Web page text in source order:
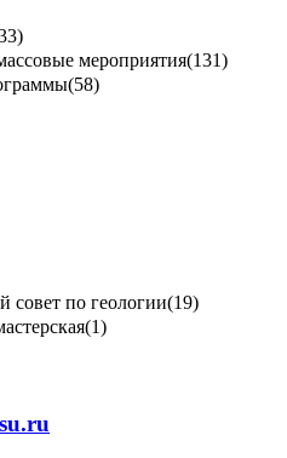
мероприятия(131)
(58)
совет по геологии(19)
(1)